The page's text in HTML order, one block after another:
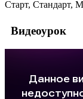
Старт, Стандарт,
Видеоурок